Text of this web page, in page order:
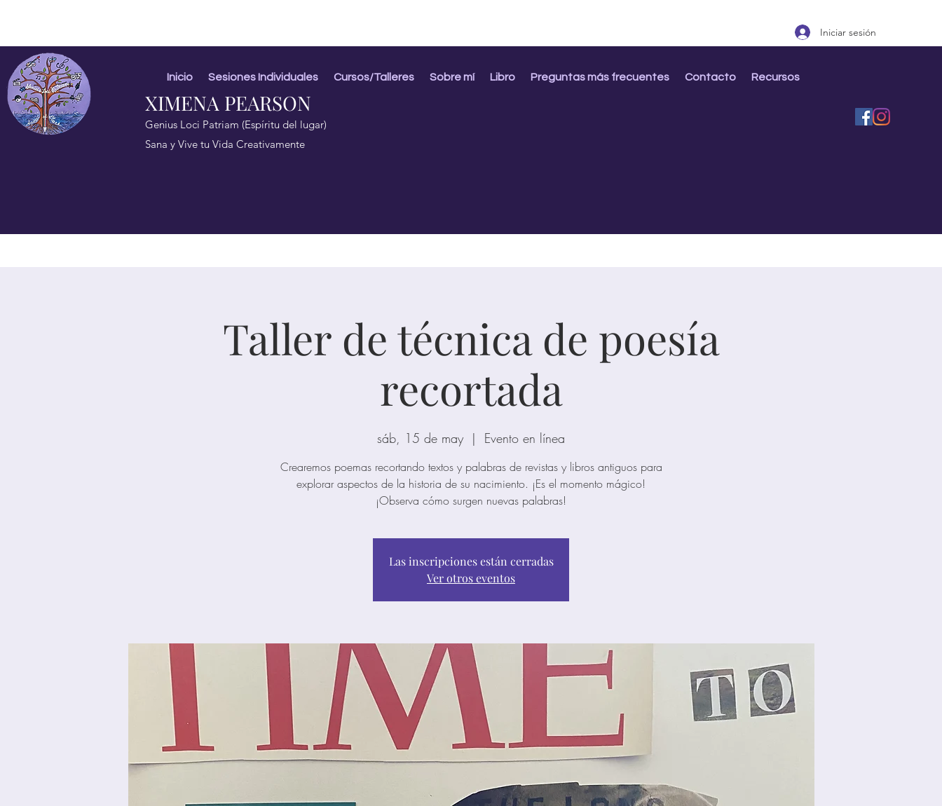
Iniciar sesión
XIMENA PEARSON
Genius Loci Patriam (Espíritu del lugar)
Sana y Vive tu Vida Creativamente
Inicio Sesiones Individuales Cursos/Talleres Sobre mí Libro Preguntas más frecuentes Contacto Recursos
Taller de técnica de poesía
recortada
sáb, 15 de may
  |
Evento en línea
Crearemos poemas recortando textos y palabras de revistas y libros antiguos para
explorar aspectos de la historia de su nacimiento. ¡Es el momento mágico!
¡Observa cómo surgen nuevas palabras!
Las inscripciones están cerradas
Ver otros eventos